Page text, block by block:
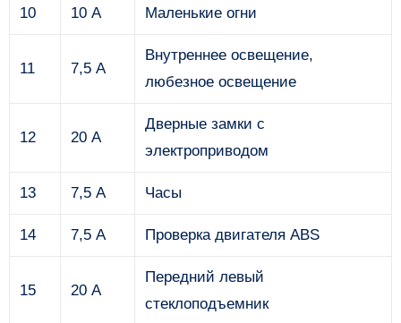
10 10 А Маленькие огни
11 7,5 А
Внутреннее освещение,
любезное освещение
12 20 А
Дверные замки с
электроприводом
13 7,5 А Часы
14 7,5 А Проверка двигателя ABS
15 20 А
Передний левый
стеклоподъемник